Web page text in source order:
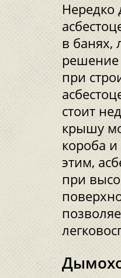
Нередко
в банях,
решение
при
стоит
крышу
короба
этим,
при